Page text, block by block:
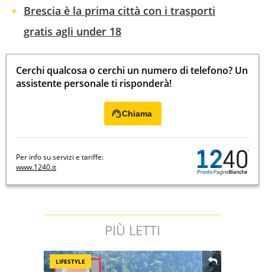
Brescia è la prima città con i trasporti
gratis agli under 18
Cerchi qualcosa o cerchi un numero di telefono? Un
assistente personale ti risponderà!
Chiama
Per info su servizi e tariffe:
www.1240.it
PIÙ LETTI
LIFESTYLE